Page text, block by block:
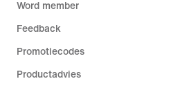
Word member
Feedback
Promotiecodes
Productadvies